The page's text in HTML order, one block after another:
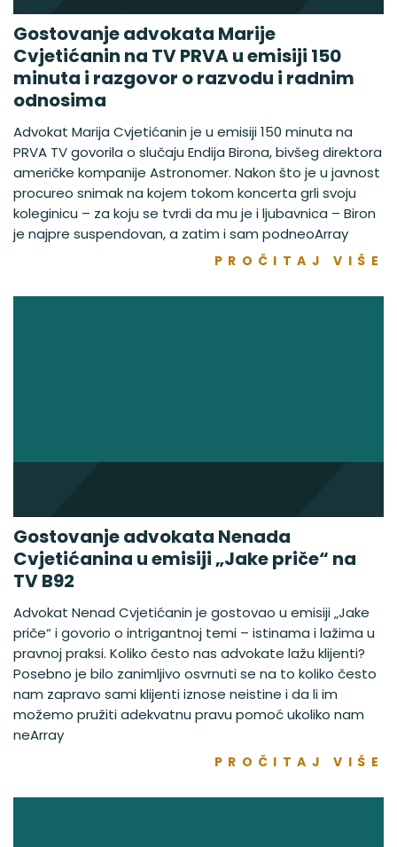
Gostovanje advokata Marije
Cvjetićanin na TV PRVA u emisiji 150
minuta i razgovor o razvodu i radnim
odnosima
Advokat Marija Cvjetićanin je u emisiji 150 minuta na
PRVA TV govorila o slučaju Endija Birona, bivšeg direktora
američke kompanije Astronomer. Nakon što je u javnost
procureo snimak na kojem tokom koncerta grli svoju
koleginicu – za koju se tvrdi da mu je i ljubavnica – Biron
je najpre suspendovan, a zatim i sam podneoArray
PROČITAJ VIŠE
Gostovanje advokata Nenada
Cvjetićanina u emisiji „Jake priče“ na
TV B92
Advokat Nenad Cvjetićanin je gostovao u emisiji „Jake
priče“ i govorio o intrigantnoj temi – istinama i lažima u
pravnoj praksi. Koliko često nas advokate lažu klijenti?
Posebno je bilo zanimljivo osvrnuti se na to koliko često
nam zapravo sami klijenti iznose neistine i da li im
možemo pružiti adekvatnu pravu pomoć ukoliko nam
neArray
PROČITAJ VIŠE